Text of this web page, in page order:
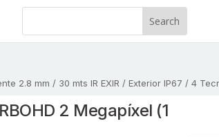
2.8 mm / 30 mts IR EXIR / Exterior IP67 / 4
2 Megapíxel (1